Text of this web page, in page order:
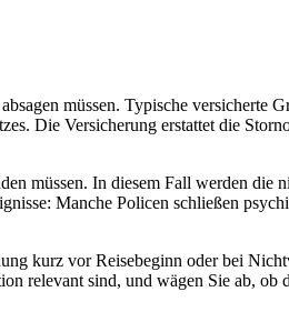
müssen. Typische versicherte
Die Versicherung erstattet die
müssen. In diesem Fall werden die
Manche Policen schließen
kurz vor Reisebeginn oder bei
relevant sind, und wägen Sie ab, ob